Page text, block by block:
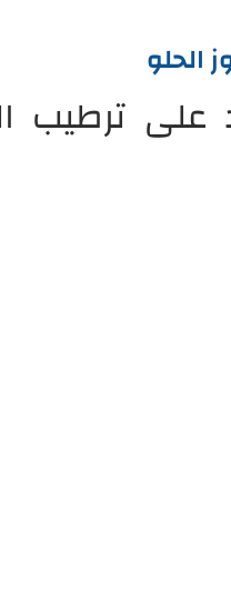
الحلو
ترطيب